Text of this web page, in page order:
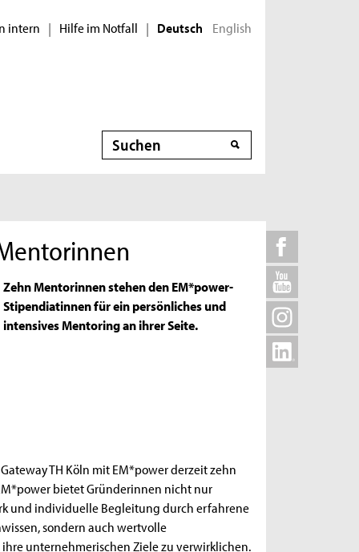
intern | Hilfe im Notfall | Deutsch English
Suche
Zehn Mentorinnen stehen den EM*power-
Stipendiatinnen für ein persönliches und
intensives Mentoring an ihrer Seite.
TH Köln mit EM*power derzeit zehn
bietet Gründerinnen nicht nur
und individuelle Begleitung durch erfahrene
sondern auch wertvolle
unternehmerischen Ziele zu verwirklichen.